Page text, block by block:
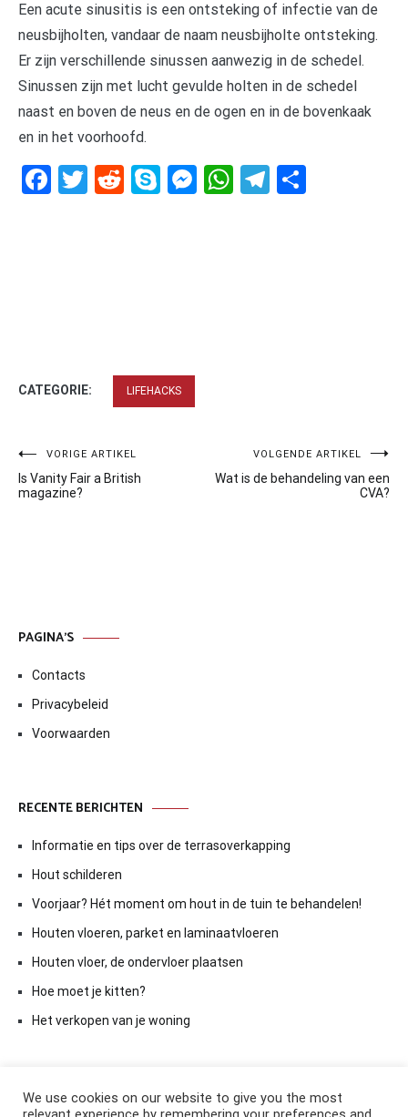
Een acute sinusitis is een ontsteking of infectie van de
neusbijholten, vandaar de naam neusbijholte ontsteking.
Er zijn verschillende sinussen aanwezig in de schedel.
Sinussen zijn met lucht gevulde holten in de schedel
naast en boven de neus en de ogen en in de bovenkaak
en in het voorhoofd.
Facebook
Twitter
RedditSkypeMessenger
WhatsApp
Telegram
CATEGORIE: LIFEHACKS
Bericht
navigatie
VORIGE ARTIKEL
Is Vanity Fair a British
magazine?
VOLGENDE ARTIKEL
Wat is de behandeling van een
CVA?
PAGINA’S
Contacts
Privacybeleid
Voorwaarden
RECENTE BERICHTEN
Informatie en tips over de terrasoverkapping
Hout schilderen
Voorjaar? Hét moment om hout in de tuin te behandelen!
Houten vloeren, parket en laminaatvloeren
Houten vloer, de ondervloer plaatsen
Hoe moet je kitten?
Het verkopen van je woning
We use cookies on our website to give you the most